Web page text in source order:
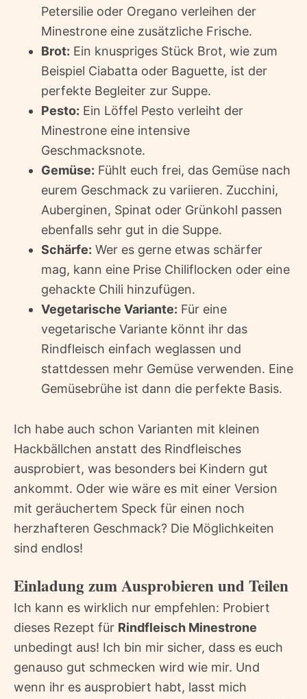
Petersilie oder Oregano verleihen der
Minestrone eine zusätzliche Frische.
Brot: Ein knuspriges Stück Brot, wie zum
Beispiel Ciabatta oder Baguette, ist der
perfekte Begleiter zur Suppe.
Pesto: Ein Löffel Pesto verleiht der
Minestrone eine intensive
Geschmacksnote.
Gemüse: Fühlt euch frei, das Gemüse nach
eurem Geschmack zu variieren. Zucchini,
Auberginen, Spinat oder Grünkohl passen
ebenfalls sehr gut in die Suppe.
Schärfe: Wer es gerne etwas schärfer
mag, kann eine Prise Chiliflocken oder eine
gehackte Chili hinzufügen.
Vegetarische Variante: Für eine
vegetarische Variante könnt ihr das
Rindfleisch einfach weglassen und
stattdessen mehr Gemüse verwenden. Eine
Gemüsebrühe ist dann die perfekte Basis.
Ich habe auch schon Varianten mit kleinen
Hackbällchen anstatt des Rindfleisches
ausprobiert, was besonders bei Kindern gut
ankommt. Oder wie wäre es mit einer Version
mit geräuchertem Speck für einen noch
herzhafteren Geschmack? Die Möglichkeiten
sind endlos!
Einladung zum Ausprobieren und Teilen
Ich kann es wirklich nur empfehlen: Probiert
dieses Rezept für Rindfleisch Minestrone
unbedingt aus! Ich bin mir sicher, dass es euch
genauso gut schmecken wird wie mir. Und
wenn ihr es ausprobiert habt, lasst mich